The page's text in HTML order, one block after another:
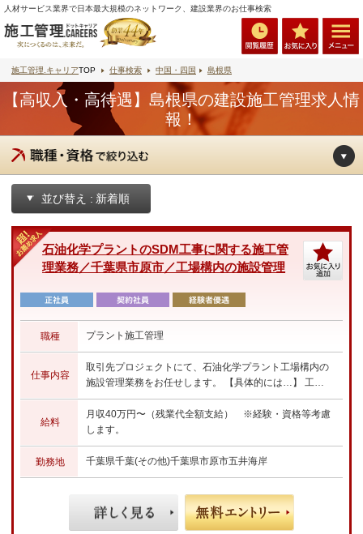
人材サービス業界で日本最大規模のネットワーク、建設業界のお仕事検索
施工管理.キャリアTOP 仕事検索 中国・四国 島根県
【高収入・高待遇】島根県の建設施工管理求人情
報！
並び替え :
石油化学プラントのSDM工事に関する施工管
理業務／千葉県市原市／工場構内の施設管理
職種 プラント施工管理
仕事内容
取引先プロジェクトにて、石油化学プラント工場構内の
施設管理業務をお任せします。 【具体的には…】 工場
構内の施設管理業務/保全工事に関する施工管理業務 ・
工事仕様書の作成 ・見積書の技術査定 ・工事立会い ・
スケジュール管理や品質、安全管理 ・工事費用概算検討
☆あなたのご経験やスキルに合わせた業務をお任せしま
す☆
給料
月収40万円〜（残業代全額支給） ※経験・資格等考慮
します。
勤務地 千葉県千葉(その他)千葉県市原市五井海岸